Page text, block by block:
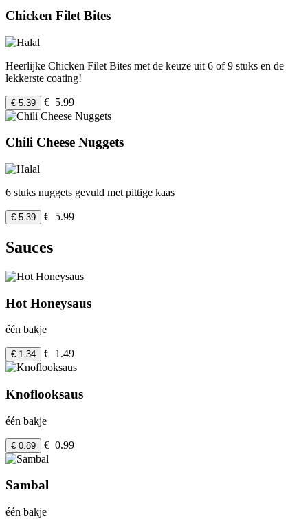
Chicken Filet Bites
Heerlijke Chicken Filet Bites met de keuze uit 6 of 9 stuks en de
lekkerste coating!
€ 5.39 € 5.99
Chili Cheese Nuggets
6 stuks nuggets gevuld met pittige kaas
€ 5.39 € 5.99
Sauces
Hot Honeysaus
één bakje
€ 1.34 € 1.49
Knoflooksaus
één bakje
€ 0.89 € 0.99
Sambal
één bakje